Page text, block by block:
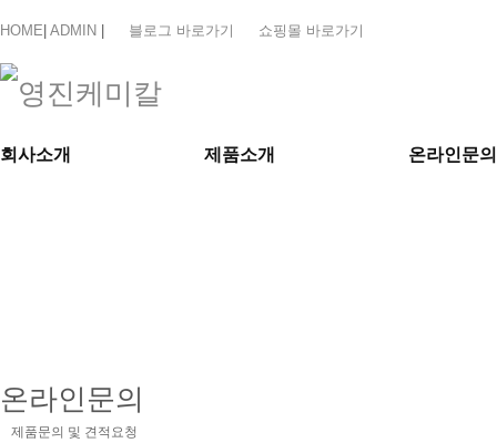
HOME ADMIN 블로그 바로가기 쇼핑몰 바로가기
회사소개 제품소개 온라인문의
온라인문의
제품문의 및 견적요청